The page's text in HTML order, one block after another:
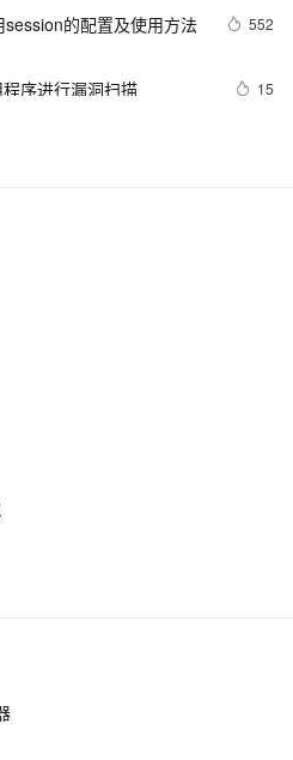
的配置及使用方法 552
序进行漏洞扫描 15
据库读写功能读取网站敏感
Web Tokens加密解密
━表约束条件权限的使用-